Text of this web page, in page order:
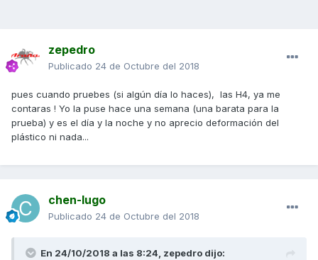
zepedro
Publicado 24 de Octubre del 2018
pues cuando pruebes (si algún día lo haces), las H4, ya me
contaras ! Yo la puse hace una semana (una barata para la
prueba) y es el día y la noche y no aprecio deformación del
plástico ni nada...
chen-lugo
Publicado 24 de Octubre del 2018
En 24/10/2018 a las 8:24, zepedro dijo: